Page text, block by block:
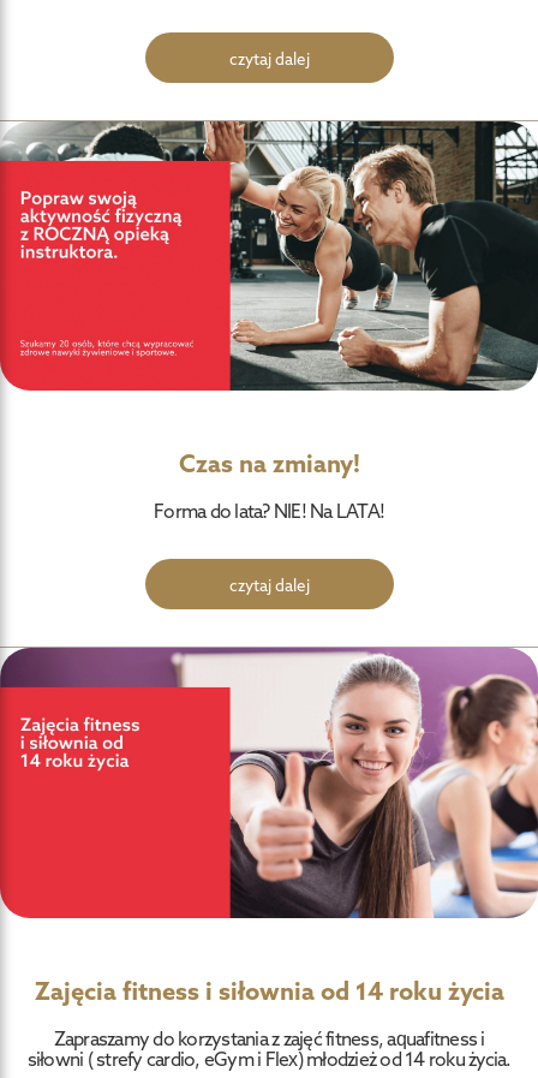
czytaj dalej
Czas na zmiany!
Forma do lata? NIE! Na LATA!
czytaj dalej
Zajęcia fitness i siłownia od 14 roku życia
Zapraszamy do korzystania z zajęć fitness, aquafitness i
siłowni ( strefy cardio, eGym i Flex) młodzież od 14 roku życia.